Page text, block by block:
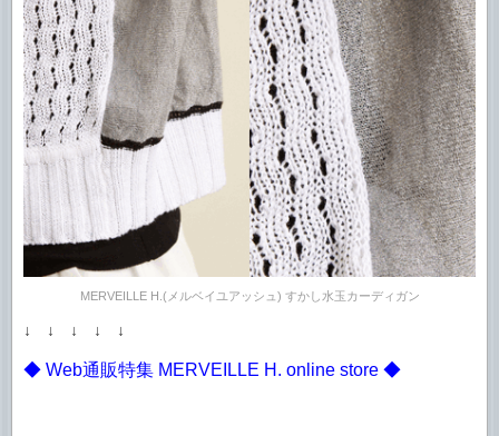
MERVEILLE H.(メルベイユアッシュ) すかし水玉カーディガン
↓ ↓ ↓ ↓ ↓
◆ Web通販特集 MERVEILLE H. online store ◆